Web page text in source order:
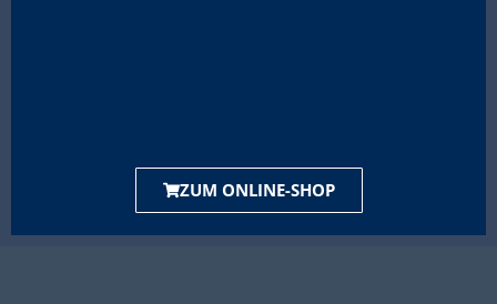
ZUM ONLINE-SHOP